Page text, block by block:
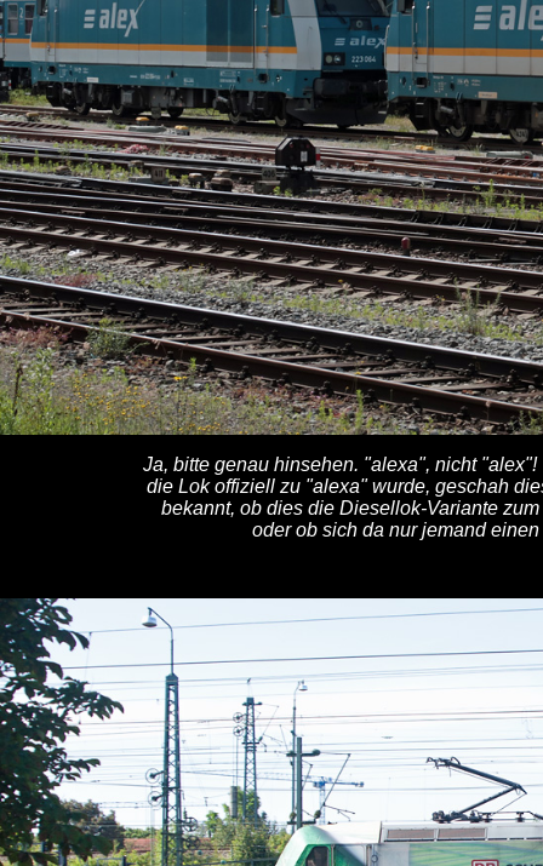
Ja, bitte genau hinsehen. "alexa", nicht
die Lok offiziell zu "alexa" wurde, geschah
bekannt, ob dies die Diesellok-Variante
oder ob sich da nur jemand